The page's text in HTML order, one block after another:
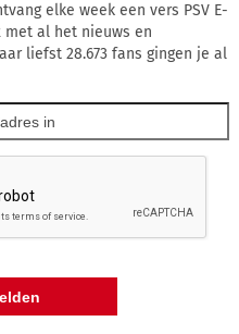
elke week een vers PSV E-
al het nieuws en
liefst 28.673 fans gingen je al